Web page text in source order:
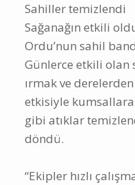
Sahiller temizlendi
Sağanağın etkili
Ordu’nun sahil
Günlerce etkili olan
ırmak ve
etkisiyle
gibi atıklar
döndü.
“Ekipler hızlı